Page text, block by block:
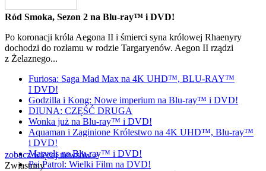
Ród Smoka, Sezon 2 na Blu-ray™ i DVD!
Po koronacji króla Aegona II i śmierci syna królowej Rhaenyry
dochodzi do rozłamu w rodzie Targaryenów. Aegon II rządzi
z Żelaznego...
Furiosa: Saga Mad Max na 4K UHD™, BLU-RAY™
I DVD!
Godzilla i Kong: Nowe imperium na Blu-ray™ i DVD!
DIUNA: CZĘŚĆ DRUGA
Wonka już na Blu-ray™ i DVD!
Aquaman i Zaginione Królestwo na 4K UHD™, Blu-ray™
i DVD!
Marvels na Blu-ray™ i DVD!
Psi Patrol: Wielki Film na DVD!
zobacz więcej newsów »
Zwiastuny